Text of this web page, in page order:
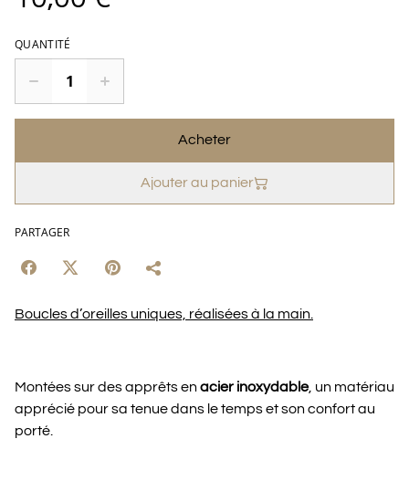
QUANTITÉ
Acheter
Ajouter au panier
PARTAGER
Boucles d’oreilles uniques, réalisées à la main.
Montées sur des apprêts enacier inoxydable, un matériau
apprécié pour sa tenue dans le temps et son confort au
porté.